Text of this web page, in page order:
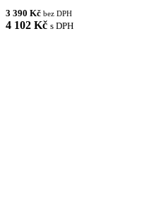
3 390 Kč bez DPH
4 102 Kč s DPH